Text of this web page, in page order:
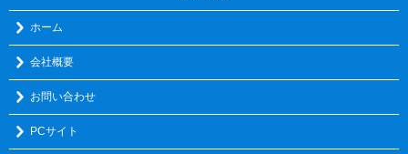
ホーム
会社概要
お問い合わせ
PCサイト